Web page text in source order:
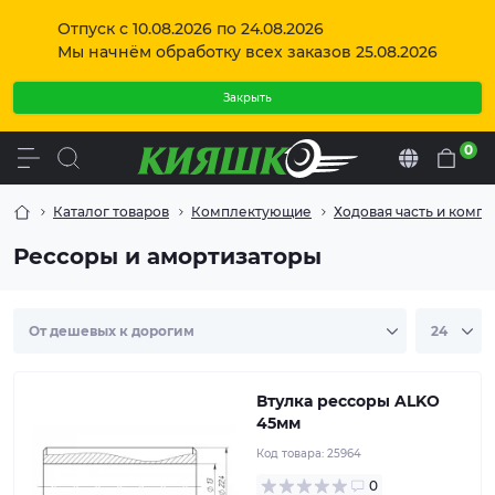
Отпуск с 10.08.2026 по 24.08.2026
Мы начнём обработку всех заказов 25.08.2026
Закрыть
Ru 0
Каталог товаров Комплектующие Ходовая часть и
Рессоры и амортизаторы
Втулка рессоры ALKO
45мм
Код товара: 25964
0